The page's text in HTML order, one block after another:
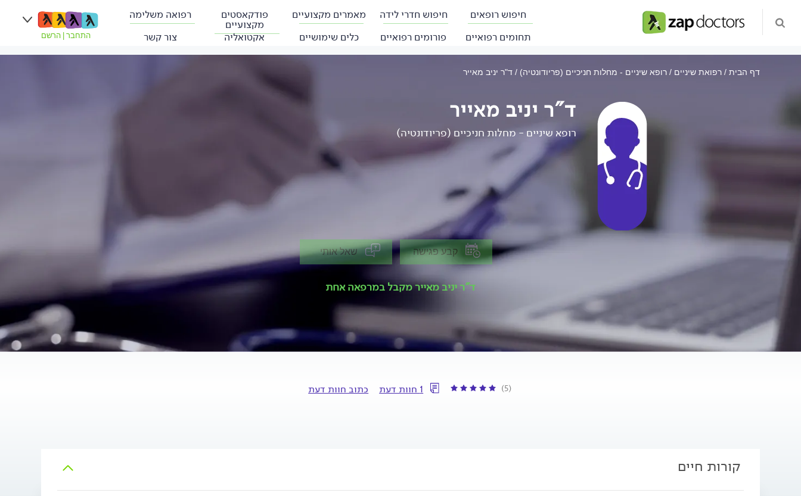
חיפוש רופאים חיפוש חדרי לידה מאמרים מקצועיים פודקאסטים
מקצועיים
רפואה משלימה
תחומים רפואיים
פורומים רפואיים כלים שימושיים אקטואליה צור קשר התחבר הרשם
דף הבית רפואת שיניים רופא שיניים - מחלות חניכיים (פריודונטיה) ד"ר יניב מאייר
ד"ר יניב מאייר
רופא שיניים - מחלות חניכיים (פריודונטיה)
קבע פגישה שאל אותי
ד"ר יניב מאייר מקבל במרפאה אחת
(5) 1 חוות דעת כתוב חוות דעת
קורות חיים